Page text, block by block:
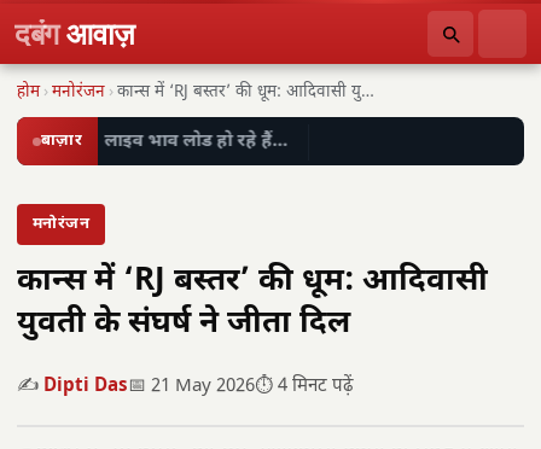
दबंगआवाज़
होम ›मनोरंजन › कान्स में ‘RJ बस्तर’ की धूम: आदिवासी युवती…
बाज़ार लाइव भाव लोड हो रहे हैं…
मनोरंजन
कान्स में ‘RJ बस्तर’ की धूम: आदिवासी
युवती के संघर्ष ने जीता दिल
✍️ Dipti Das📅 21 May 2026⏱️ 4 मिनट पढ़ें